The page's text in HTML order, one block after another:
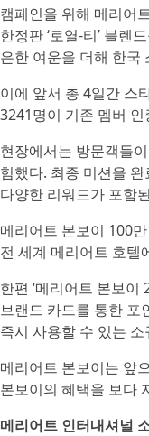
캠페인을 위해 메리어
한정판 ‘로열-티’ 블렌
은한 여운을 더해 한국
이에 앞서 총 4일간 스
3241명이 기존 멤버
현장에서는 방문객들
험했다. 최종 미션을
다양한 리워드가 포함
메리어트 본보이 100
전 세계 메리어트 호텔
한편 ‘메리어트 본보
브랜드 카드를 통한 포
즉시 사용할 수 있는
메리어트 본보이는 앞
본보이의 혜택을 보다
메리어트 인터내셔널